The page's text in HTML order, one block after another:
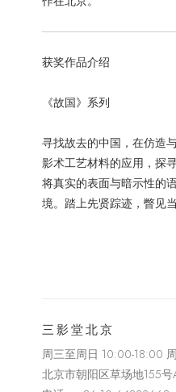
获奖作品介绍
《故国》系列
寻找故去的中国，在仿造
影术工艺材料的应用，探
将真实的表面与暗示性的
境。踏上先贤踪迹，瞥见当
三影堂北京
周三至周日 10:00-18:00
北京市朝阳区草场地155号